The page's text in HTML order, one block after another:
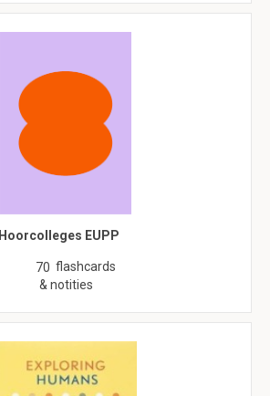
Hoorcolleges EUPP
70 flashcards
& notities